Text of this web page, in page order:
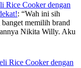
Rice Cooker dengan
: “Wah ini sih
memilih brand
Nikita Willy. Aku
Rice Cooker dengan